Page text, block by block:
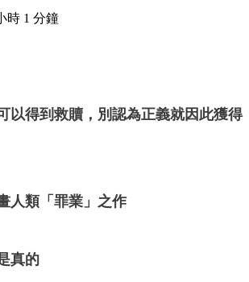
時 1 分鐘
以得到救贖，別認為正義就因此獲得
人類「罪業」之作
真的